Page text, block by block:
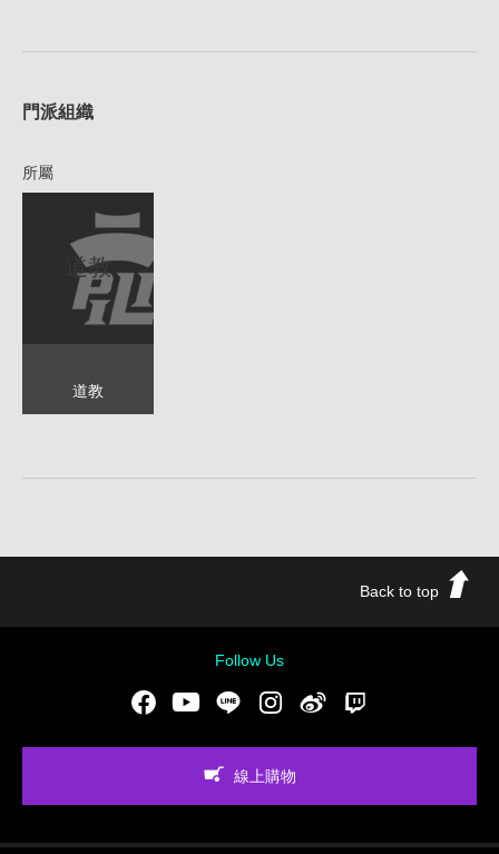
門派組織
所屬
道教
道教
Back to top
Follow Us
FacebookYoutubeLINE Instgram新浪微博
線上購物